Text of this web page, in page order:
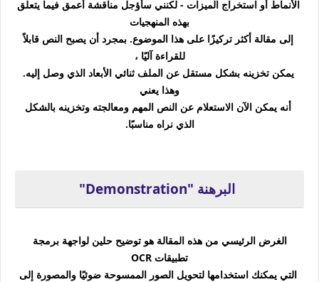
الأنماط أو استخراج الميزات - لكنني سأؤجل مناقشة أعمق فيما يتعلق
بهذه المنهجيات
إلى مقالة أكثر تركيزًا على هذا الموضوع. بمجرد أن يصبح النص قابلاً
للقراءة آليًا ،
يمكن تخزينه بشكل مستقل عن الملف ثنائي الأبعاد الذي وصل إليه.
وهذا يعني
أنه يمكن الآن الاستعلام عن النص المهم ومعالجته وتخزينه بالشكل
الذي نراه مناسبًا.
البرهنة "Demonstration"
الغرض الرئيسي من هذه المقالة هو توضيح حلين لواجهة برمجة
تطبيقات OCR
التي يمكنك استخدامها لتحويل الصور الممسوحة ضوئيًا والمصورة إلى